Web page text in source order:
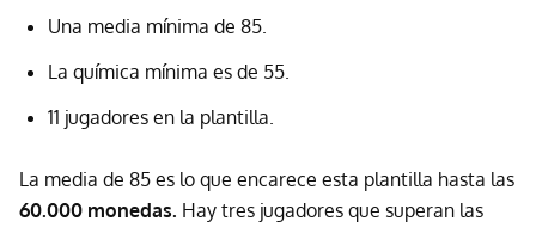
Una media mínima de 85.
La química mínima es de 55.
11 jugadores en la plantilla.
La media de 85 es lo que encarece esta plantilla hasta las
60.000 monedas. Hay tres jugadores que superan las